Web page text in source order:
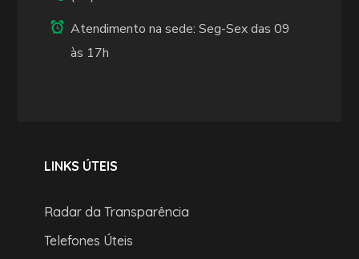
Atendimento na sede: Seg-Sex das 09
às 17h
LINKS ÚTEIS
Radar da Transparência
Telefones Úteis